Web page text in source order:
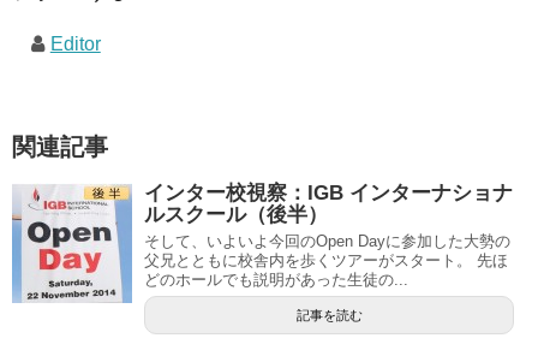
Editor
関連記事
インター校視察：IGB インターナショナ
ルスクール（後半）
そして、いよいよ今回のOpen Dayに参加した大勢の
父兄とともに校舎内を歩くツアーがスタート。 先ほ
どのホールでも説明があった生徒の...
記事を読む